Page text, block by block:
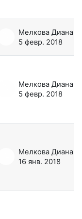
Мелкова Диана Андреевна
5 февр. 2018
Мелкова Диана Андреевна
5 февр. 2018
Мелкова Диана Андреевна
16 янв. 2018